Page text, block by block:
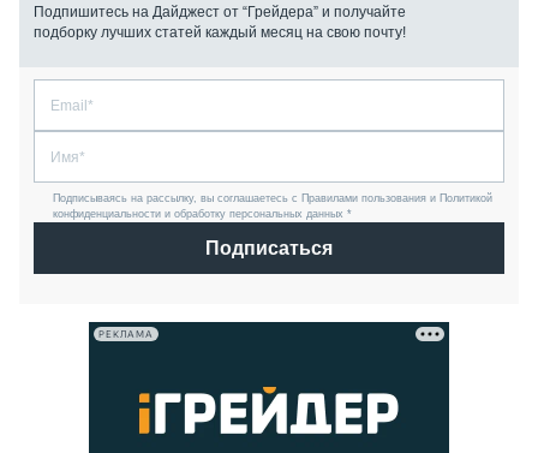
Подпишитесь на Дайджест от “Грейдера” и получайте
подборку лучших статей каждый месяц на свою почту!
Подписываясь на рассылку, вы соглашаетесь с Правилами пользования и Политикой
конфиденциальности и обработку персональных данных *
Подписаться
РЕКЛАМА